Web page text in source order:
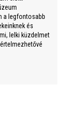
a legfontosabb
és
lelki küzdelmet